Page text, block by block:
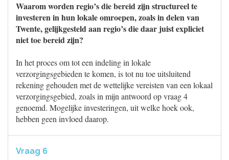
Waarom worden regio’s die bereid zijn structureel te
investeren in hun lokale omroepen, zoals in delen van
Twente, gelijkgesteld aan regio’s die daar juist expliciet
niet toe bereid zijn?
In het proces om tot een indeling in lokale
verzorgingsgebieden te komen, is tot nu toe uitsluitend
rekening gehouden met de wettelijke vereisten van een lokaal
verzorgingsgebied, zoals in mijn antwoord op vraag 4
genoemd. Mogelijke investeringen, uit welke hoek ook,
hebben geen invloed daarop.
Vraag 6